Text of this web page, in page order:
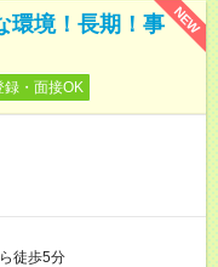
NEW
環境！長期！事
録・面接OK
徒歩5分